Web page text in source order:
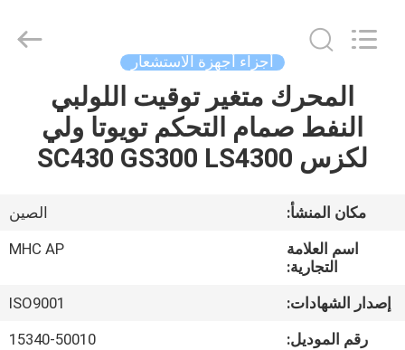
الصفحة
الرئيسية
معلومات
جولة
Limited.
أجزاء أجهزة الاستشعار
المحرك متغير توقيت اللولبي
النفط صمام التحكم تويوتا ولي
لكزس SC430 GS300 LS4300
مكان المنشأ:
الصين
اسم العلامة
التجارية:
MHC AP
إصدار الشهادات:
ISO9001
رقم الموديل:
15340-50010